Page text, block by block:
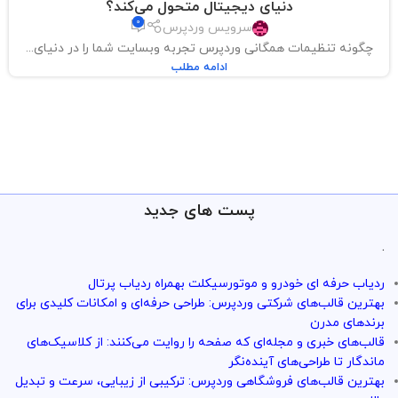
دنیای دیجیتال متحول می‌کند؟
سرویس وردپرس 0
چگونه تنظیمات همگانی وردپرس تجربه وبسایت شما را در دنیای...
ادامه مطلب
پست های جدید
.
ردیاب حرفه ای خودرو و موتورسیکلت بهمراه ردیاب پرتال
بهترین قالب‌های شرکتی وردپرس: طراحی حرفه‌ای و امکانات کلیدی برای
برندهای مدرن
قالب‌های خبری و مجله‌ای که صفحه را روایت می‌کنند: از کلاسیک‌های
ماندگار تا طراحی‌های آینده‌نگر
بهترین قالب‌های فروشگاهی وردپرس: ترکیبی از زیبایی، سرعت و تبدیل